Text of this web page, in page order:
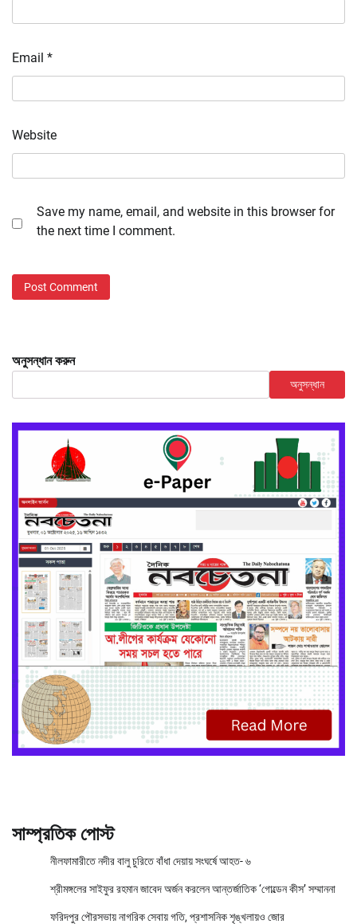
Email *
Website
Save my name, email, and website in this browser for
the next time I comment.
অনুসন্ধান করুন
অনুসন্ধান
সাম্প্রতিক পোস্ট
নীলফামারীতে নদীর বালু চুরিতে বাঁধা দেয়ায় সংঘর্ষে আহত- ৬
শ্রীমঙ্গলের সাইফুর রহমান জাবেদ অর্জন করলেন আন্তর্জাতিক ‘গোল্ডেন কীস’ সম্মাননা
ফরিদপুর পৌরসভায় নাগরিক সেবায় গতি, প্রশাসনিক শৃঙ্খলায়ও জোর